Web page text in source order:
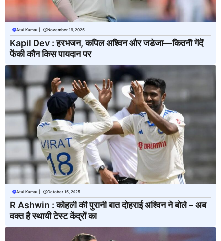
Atul Kumar November 19, 2025
Kapil Dev : हरभजन, कपिल अश्विन और जडेजा—कितनी गेंदें
फेंकी कौन किस पायदान पर
Atul Kumar October 15, 2025
R Ashwin : कोहली की पुरानी बात दोहराई अश्विन ने बोले – अब
वक्त है स्थायी टेस्ट केंद्रों का